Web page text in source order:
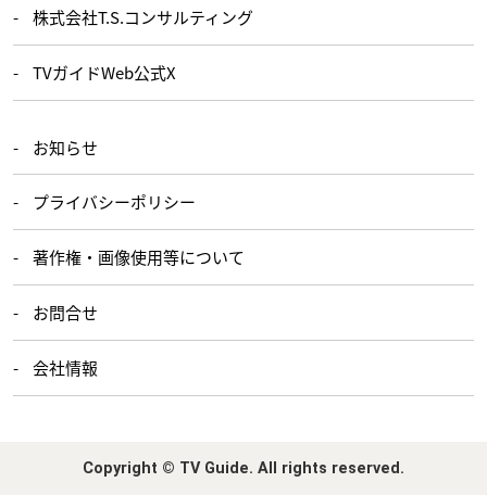
株式会社T.S.コンサルティング
TVガイドWeb公式X
お知らせ
プライバシーポリシー
著作権・画像使用等について
お問合せ
会社情報
Copyright © TV Guide. All rights reserved.